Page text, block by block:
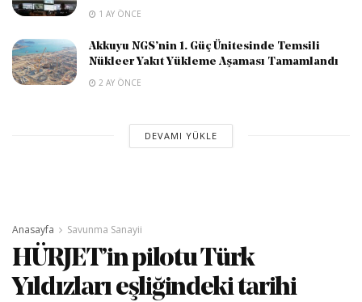
1 AY ÖNCE
Akkuyu NGS’nin 1. Güç Ünitesinde Temsili
Nükleer Yakıt Yükleme Aşaması Tamamlandı
2 AY ÖNCE
DEVAMI YÜKLE
Anasayfa Savunma Sanayii
HÜRJET’in pilotu Türk
Yıldızları eşliğindeki tarihi